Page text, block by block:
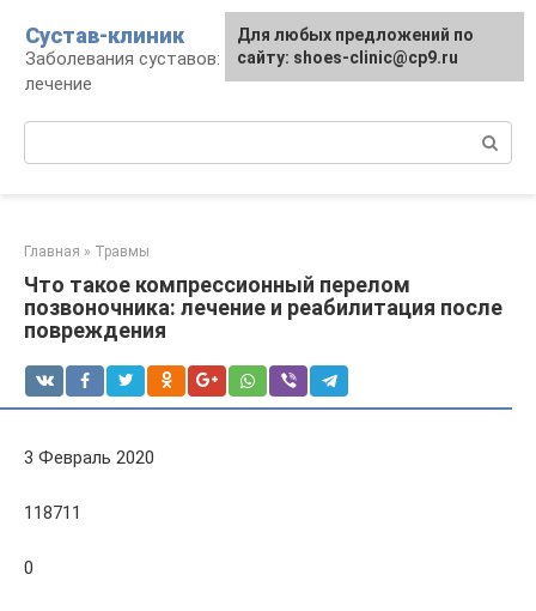
контенту
Сустав-клиник
Заболевания суставов: профилактика и
лечение
Главная » Травмы
Что такое компрессионный перелом
позвоночника: лечение и реабилитация после
повреждения
3 Февраль 2020
118711
0
Для любых предложений по
сайту: shoes-clinic@cp9.ru